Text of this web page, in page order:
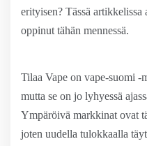
erityisen? Tässä
oppinut tähän mennessä.
Tilaa Vape on vape-suomi -
mutta se on jo lyhyessä
Ympäröivä markkinat ovat
joten uudella tulokkaalla